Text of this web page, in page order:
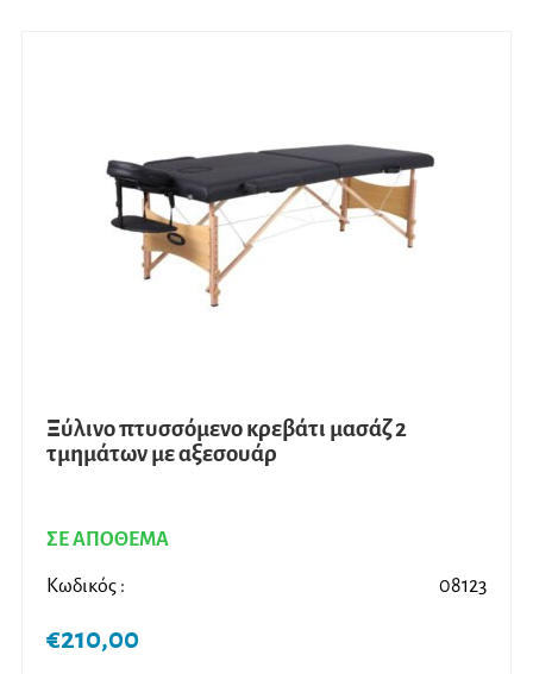
Ξύλινο πτυσσόμενο κρεβάτι μασάζ 2
τμημάτων με αξεσουάρ
ΣΕ ΑΠΟΘΕΜΑ
Κωδικός : 08123
€210,00